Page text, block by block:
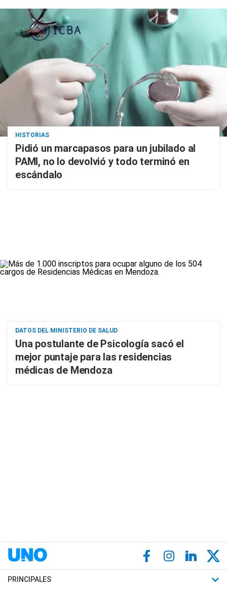
HISTORIAS
Pidió un marcapasos para un jubilado al
PAMI, no lo devolvió y todo terminó en
escándalo
DATOS DEL MINISTERIO DE SALUD
Una postulante de Psicología sacó el
mejor puntaje para las residencias
médicas de Mendoza
PRINCIPALES